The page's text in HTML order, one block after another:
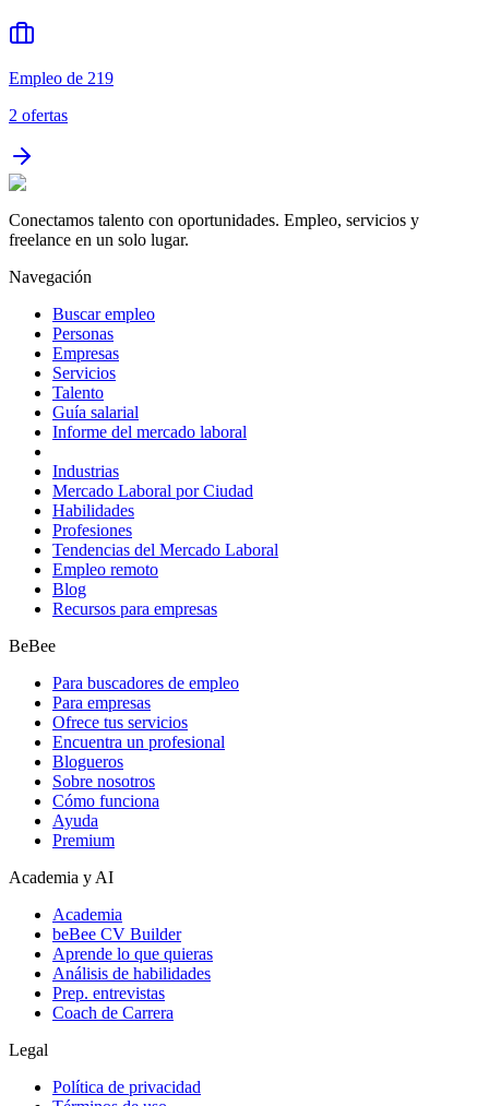
Empleo de 219
2 ofertas
Conectamos talento con oportunidades. Empleo, servicios y
freelance en un solo lugar.
Navegación
Buscar empleo
Personas
Empresas
Servicios
Talento
Guía salarial
Informe del mercado laboral
Industrias
Mercado Laboral por Ciudad
Habilidades
Profesiones
Tendencias del Mercado Laboral
Empleo remoto
Blog
Recursos para empresas
BeBee
Para buscadores de empleo
Para empresas
Ofrece tus servicios
Encuentra un profesional
Blogueros
Sobre nosotros
Cómo funciona
Ayuda
Premium
Academia y AI
Academia
beBee CV Builder
Aprende lo que quieras
Análisis de habilidades
Prep. entrevistas
Coach de Carrera
Legal
Política de privacidad